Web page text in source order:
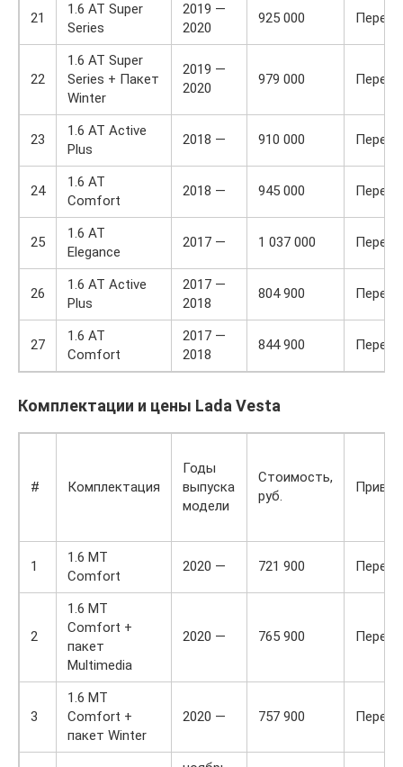
21
1.6 AT Super
Series
2019 —
2020
925 000
22
1.6 AT Super
Series + Пакет
Winter
2019 —
2020
979 000
23
1.6 AT Active
Plus
2018 — 910 000
24
1.6 AT
Comfort
2018 — 945 000
25
1.6 AT
Elegance
2017 — 1 037 000
26
1.6 AT Active
Plus
2017 —
2018
804 900
27
1.6 AT
Comfort
2017 —
2018
844 900
Комплектации и цены Lada Vesta
# Комплектация
Годы
выпуска
модели
Стоимость,
руб.
Привод
1
1.6 MT
Comfort
2020 — 721 900
2
1.6 MT
Comfort +
пакет
Multimedia
2020 — 765 900
3
1.6 MT
Comfort +
пакет Winter
2020 — 757 900